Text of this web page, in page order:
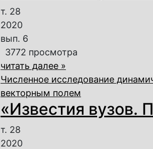
т. 28
2020
вып. 6
3772 просмотра
читать далее »
Численное исследование
векторным полем
«Известия
т. 28
2020